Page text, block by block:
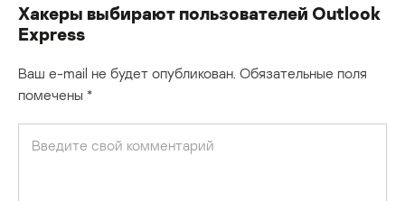
Хакеры выбирают пользователей Outlook
Express
Ваш e-mail не будет опубликован. Обязательные поля
помечены *